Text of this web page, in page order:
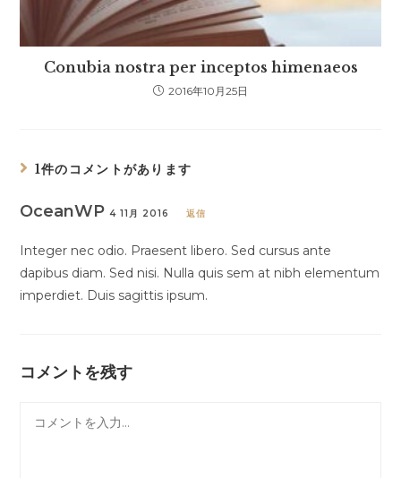
Conubia nostra per inceptos himenaeos
2016年10月25日
1件のコメントがあります
OceanWP4 11月 2016 返信
Integer nec odio. Praesent libero. Sed cursus ante
dapibus diam. Sed nisi. Nulla quis sem at nibh elementum
imperdiet. Duis sagittis ipsum.
コメントを残す